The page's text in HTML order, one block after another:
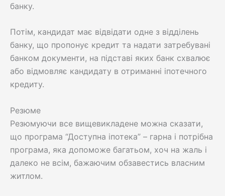
банку.
Потім, кандидат має відвідати одне з відділень
банку, що пропонує кредит та надати затребувані
банком документи, на підставі яких банк схвалює
або відмовляє кандидату в отриманні іпотечного
кредиту.
Резюме
Резюмуючи все вищевикладене можна сказати,
що програма “Доступна іпотека” – гарна і потрібна
програма, яка допоможе багатьом, хоч на жаль і
далеко не всім, бажаючим обзавестись власним
житлом.